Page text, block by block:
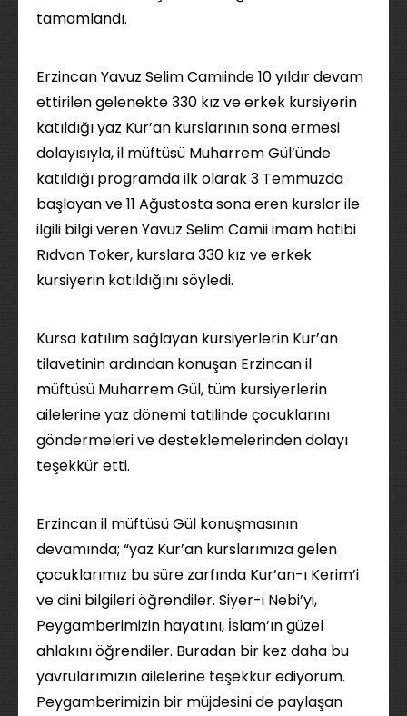
tamamlandı.
Erzincan Yavuz Selim Camiinde 10 yıldır devam
ettirilen gelenekte 330 kız ve erkek kursiyerin
katıldığı yaz Kur’an kurslarının sona ermesi
dolayısıyla, il müftüsü Muharrem Gül’ünde
katıldığı programda ilk olarak 3 Temmuzda
başlayan ve 11 Ağustosta sona eren kurslar ile
ilgili bilgi veren Yavuz Selim Camii imam hatibi
Rıdvan Toker, kurslara 330 kız ve erkek
kursiyerin katıldığını söyledi.
Kursa katılım sağlayan kursiyerlerin Kur’an
tilavetinin ardından konuşan Erzincan il
müftüsü Muharrem Gül, tüm kursiyerlerin
ailelerine yaz dönemi tatilinde çocuklarını
göndermeleri ve desteklemelerinden dolayı
teşekkür etti.
Erzincan il müftüsü Gül konuşmasının
devamında; “yaz Kur’an kurslarımıza gelen
çocuklarımız bu süre zarfında Kur’an-ı Kerim’i
ve dini bilgileri öğrendiler. Siyer-i Nebi’yi,
Peygamberimizin hayatını, İslam’ın güzel
ahlakını öğrendiler. Buradan bir kez daha bu
yavrularımızın ailelerine teşekkür ediyorum.
Peygamberimizin bir müjdesini de paylaşan